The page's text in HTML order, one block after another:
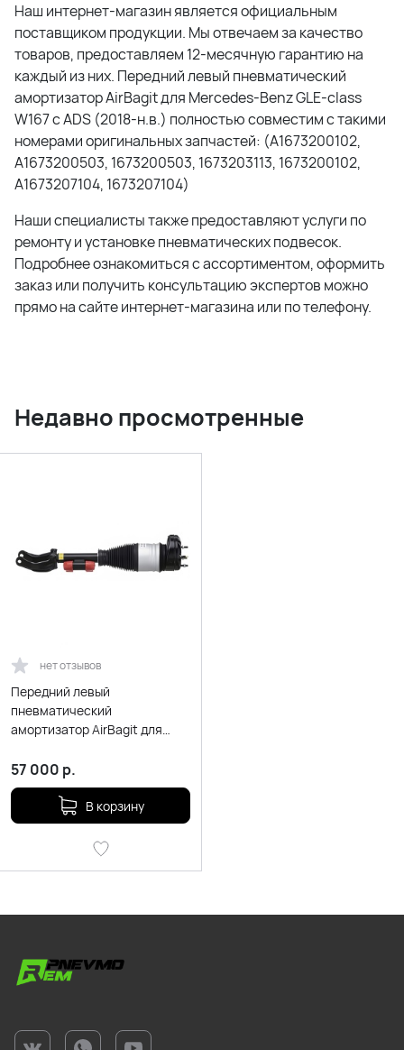
Наш интернет-магазин является официальным
поставщиком продукции. Мы отвечаем за качество
товаров, предоставляем 12-месячную гарантию на
каждый из них. Передний левый пневматический
амортизатор AirBagit для Mercedes-Benz GLE-class
W167 с ADS (2018-н.в.) полностью совместим с такими
номерами оригинальных запчастей: (A1673200102,
A1673200503, 1673200503, 1673203113, 1673200102,
A1673207104, 1673207104)
Наши специалисты также предоставляют услуги по
ремонту и установке пневматических подвесок.
Подробнее ознакомиться с ассортиментом, оформить
заказ или получить консультацию экспертов можно
прямо на сайте интернет-магазина или по телефону.
Недавно просмотренные
нет отзывов
Передний левый
пневматический
амортизатор AirBagit для
W167 с ADS (2018-н.в.)
57 000 р.
В корзину